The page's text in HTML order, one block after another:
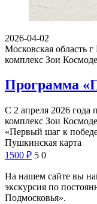
2026-04-02
Московская область
комплекс Зои
Программа
С 2 апреля 2026 года
комплекс Зои
«Первый шаг к
Пушкинская карта
1500 ₽ 5 0
На нашем сайте вы
экскурсия по
Подмосковья».